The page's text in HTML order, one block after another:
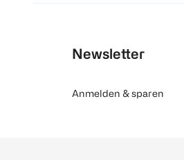
Newsletter
Anmelden & sparen